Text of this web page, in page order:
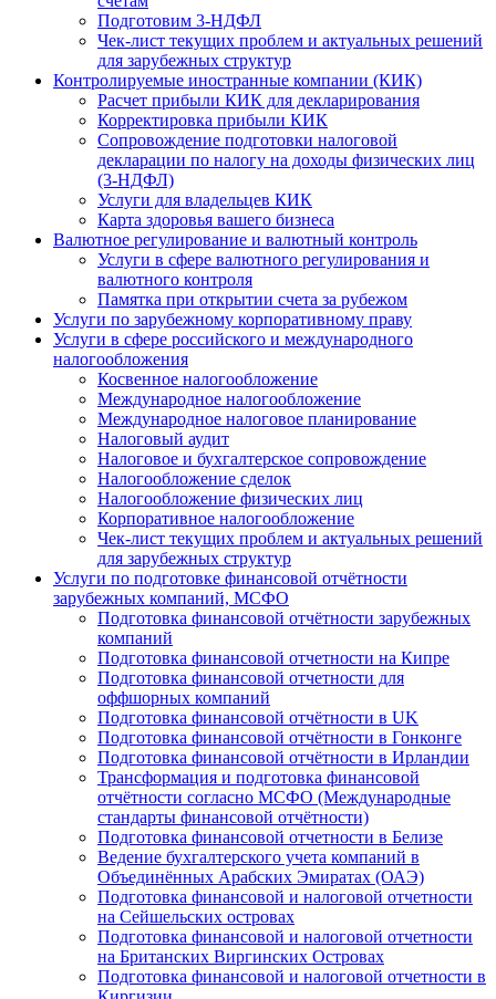
Подготовим 3-НДФЛ
Чек-лист текущих проблем и актуальных решений
для зарубежных структур
Контролируемые иностранные компании (КИК)
Расчет прибыли КИК для декларирования
Корректировка прибыли КИК
Сопровождение подготовки налоговой
декларации по налогу на доходы физических лиц
(3-НДФЛ)
Услуги для владельцев КИК
Карта здоровья вашего бизнеса
Валютное регулирование и валютный контроль
Услуги в сфере валютного регулирования и
валютного контроля
Памятка при открытии счета за рубежом
Услуги по зарубежному корпоративному праву
Услуги в сфере российского и международного
налогообложения
Косвенное налогообложение
Международное налогообложение
Международное налоговое планирование
Налоговый аудит
Налоговое и бухгалтерское сопровождение
Налогообложение сделок
Налогообложение физических лиц
Корпоративное налогообложение
Чек-лист текущих проблем и актуальных решений
для зарубежных структур
Услуги по подготовке финансовой отчётности
зарубежных компаний, МСФО
Подготовка финансовой отчётности зарубежных
компаний
Подготовка финансовой отчетности на Кипре
Подготовка финансовой отчетности для
оффшорных компаний
Подготовка финансовой отчётности в UK
Подготовка финансовой отчётности в Гонконге
Подготовка финансовой отчётности в Ирландии
Трансформация и подготовка финансовой
отчётности согласно МСФО (Международные
стандарты финансовой отчётности)
Подготовка финансовой отчетности в Белизе
Ведение бухгалтерского учета компаний в
Объединённых Арабских Эмиратах (ОАЭ)
Подготовка финансовой и налоговой отчетности
на Сейшельских островах
Подготовка финансовой и налоговой отчетности
на Британских Виргинских Островах
Подготовка финансовой и налоговой отчетности в